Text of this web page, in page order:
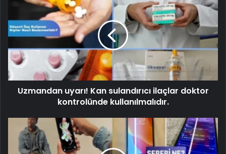
Uzmandan uyarı! Kan sulandırıcı ilaçlar doktor
kontrolünde kullanılmalıdır.